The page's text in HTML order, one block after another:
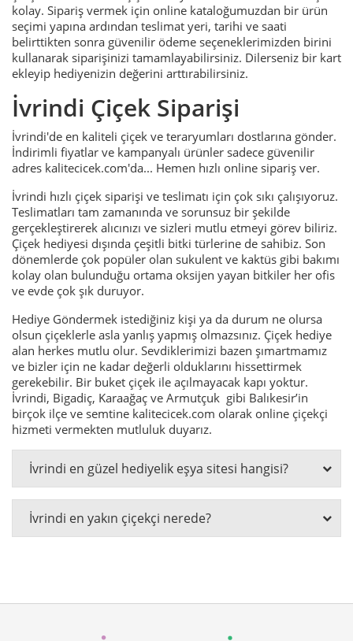
kolay. Sipariş vermek için online kataloğumuzdan bir ürün
seçimi yapına ardından teslimat yeri, tarihi ve saati
belirttikten sonra güvenilir ödeme seçeneklerimizden birini
kullanarak siparişinizi tamamlayabilirsiniz. Dilerseniz bir kart
ekleyip hediyenizin değerini arttırabilirsiniz.
İvrindi Çiçek Siparişi
İvrindi'de en kaliteli çiçek ve teraryumları dostlarına gönder.
İndirimli fiyatlar ve kampanyalı ürünler sadece güvenilir
adres kalitecicek.com'da... Hemen hızlı online sipariş ver.
İvrindi hızlı çiçek siparişi ve teslimatı için çok sıkı çalışıyoruz.
Teslimatları tam zamanında ve sorunsuz bir şekilde
gerçekleştirerek alıcınızı ve sizleri mutlu etmeyi görev biliriz.
Çiçek hediyesi dışında çeşitli bitki türlerine de sahibiz. Son
dönemlerde çok popüler olan sukulent ve kaktüs gibi bakımı
kolay olan bulunduğu ortama oksijen yayan bitkiler her ofis
ve evde çok şık duruyor.
Hediye Göndermek istediğiniz kişi ya da durum ne olursa
olsun çiçeklerle asla yanlış yapmış olmazsınız. Çiçek hediye
alan herkes mutlu olur. Sevdiklerimizi bazen şımartmamız
ve bizler için ne kadar değerli olduklarını hissettirmek
gerekebilir. Bir buket çiçek ile açılmayacak kapı yoktur.
İvrindi, Bigadiç, Karaağaç ve Armutçuk gibi Balıkesir’in
birçok ilçe ve semtine kalitecicek.com olarak online çiçekçi
hizmeti vermekten mutluluk duyarız.
İvrindi en güzel hediyelik eşya sitesi hangisi?
İvrindi en yakın çiçekçi nerede?